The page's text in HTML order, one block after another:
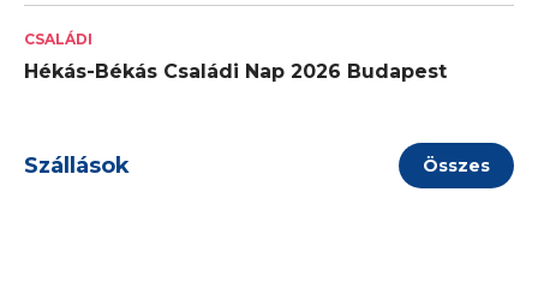
CSALÁDI
Hékás-Békás Családi Nap 2026 Budapest
Szállások Összes